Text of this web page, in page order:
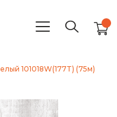
101018W(177T) (75м)